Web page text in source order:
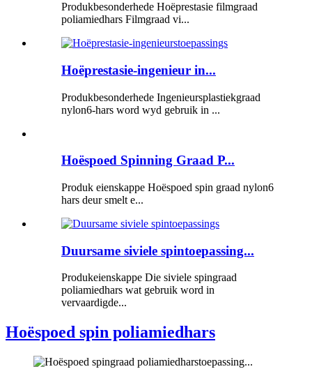
Produkbesonderhede Hoëprestasie filmgraad
poliamiedhars Filmgraad vi...
Hoëprestasie-ingenieur in...
Produkbesonderhede Ingenieursplastiekgraad
nylon6-hars word wyd gebruik in ...
Hoëspoed Spinning Graad P...
Produk eienskappe Hoëspoed spin graad nylon6
hars deur smelt e...
Duursame siviele spintoepassing...
Produkeienskappe Die siviele spingraad
poliamiedhars wat gebruik word in
vervaardigde...
Hoëspoed spin poliamiedhars